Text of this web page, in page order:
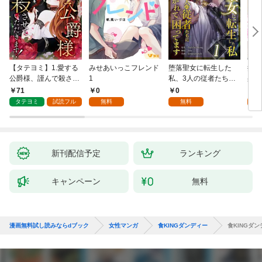
【タテヨミ】1.愛する
公爵様、謹んで殺させ
ていただきます！
71
タテヨミ 試読フル
みせあいっこフレンド
1
0
無料
堕落聖女に転生した
私、3人の従者たちに
抱かれて困ってます 第
1話
0
無料
授
身
新刊配信予定 ランキング
キャンペーン 無料
漫画無料試し読みならdブック 女性マンガ 食KINGダンディー 食KINGダン